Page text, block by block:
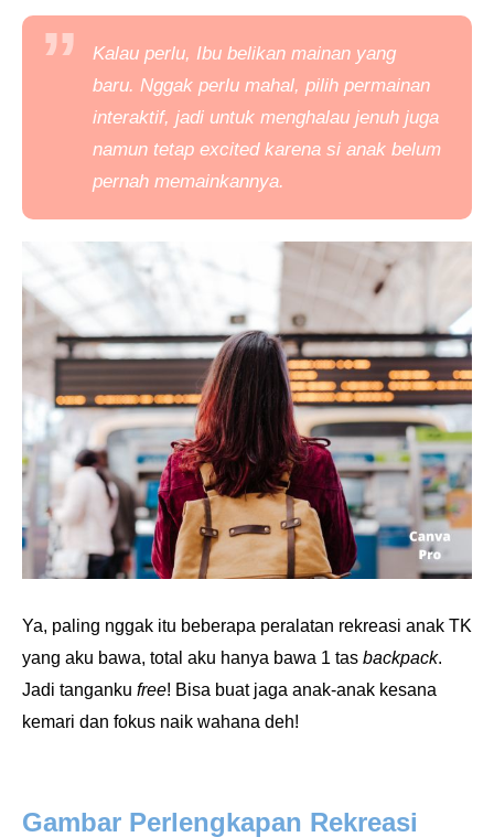
Kalau perlu, Ibu belikan mainan yang
baru. Nggak perlu mahal, pilih permainan
interaktif, jadi untuk menghalau jenuh juga
namun tetap excited karena si anak belum
pernah memainkannya.
Ya, paling nggak itu beberapa peralatan rekreasi anak TK
yang aku bawa, total aku hanya bawa 1 tas backpack.
Jadi tanganku free! Bisa buat jaga anak-anak kesana
kemari dan fokus naik wahana deh!
Gambar Perlengkapan Rekreasi